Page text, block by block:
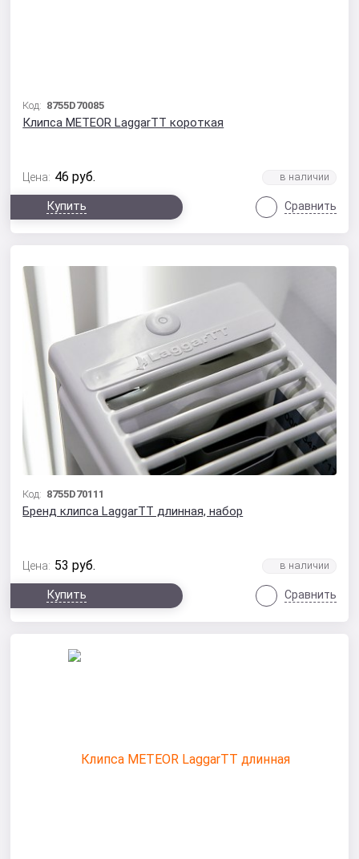
Код: 8755D70085
Клипса METEOR LaggarTT короткая
Цена: 46 руб.
Купить Сравнить
Код: 8755D70111
Бренд клипса LaggarTT длинная, набор
Цена: 53 руб.
Купить Сравнить